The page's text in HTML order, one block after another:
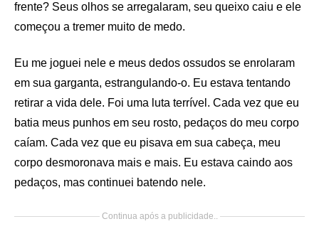
frente? Seus olhos se arregalaram, seu queixo caiu e ele
começou a tremer muito de medo.
Eu me joguei nele e meus dedos ossudos se enrolaram
em sua garganta, estrangulando-o. Eu estava tentando
retirar a vida dele. Foi uma luta terrível. Cada vez que eu
batia meus punhos em seu rosto, pedaços do meu corpo
caíam. Cada vez que eu pisava em sua cabeça, meu
corpo desmoronava mais e mais. Eu estava caindo aos
pedaços, mas continuei batendo nele.
Continua após a publicidade..